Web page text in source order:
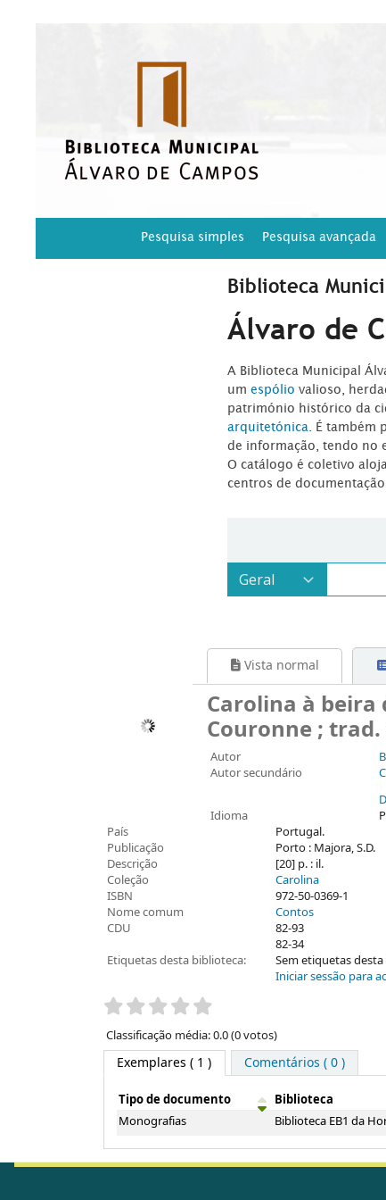
Pesquisa simples Pesquisa avançada
Biblioteca
Álvaro de
A Biblioteca Municipal
um espólio valioso,
património histórico da
arquitetónica . É
de informação, tendo no
O catálogo é coletivo
centros de
Vista normal
Carolina à beira
Couronne ;
Autor
Autor secundário
Idioma
País
Portugal.
Publicação
Porto : Majora, S.D.
Descrição
[20] p. : il.
Coleção
Carolina
ISBN
972-50-0369-1
Nome comum
Contos
CDU
82-93
82-34
Etiquetas desta biblioteca:
Sem etiquetas
Iniciar sessão para
Pontuação
Classificação média: 0.0 (0 votos)
Exemplares ( 1 ) Comentários ( 0 )
Exemplares
Tipo de documento Biblioteca
Monografias
Biblioteca EB1 da